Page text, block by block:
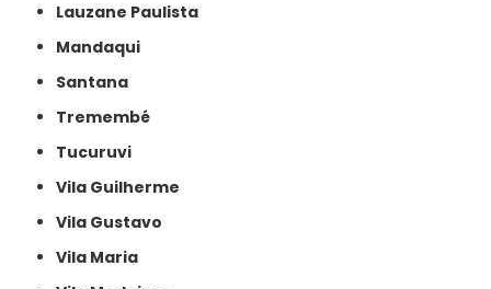
Lauzane Paulista
Mandaqui
Santana
Tremembé
Tucuruvi
Vila Guilherme
Vila Gustavo
Vila Maria